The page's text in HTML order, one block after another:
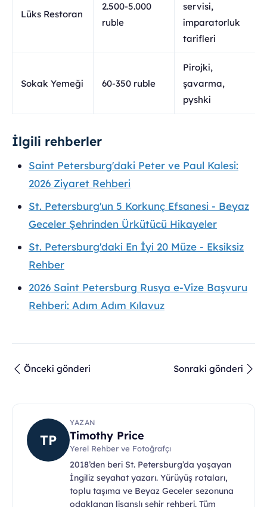
Lüks Restoran
2.500-5.000
ruble
servisi,
imparatorluk
tarifleri
Sokak Yemeği 60-350 ruble
Pirojki,
şavarma,
pyshki
İlgili rehberler
Saint Petersburg'daki Peter ve Paul Kalesi:
2026 Ziyaret Rehberi
St. Petersburg'un 5 Korkunç Efsanesi - Beyaz
Geceler Şehrinden Ürkütücü Hikayeler
St. Petersburg'daki En İyi 20 Müze - Eksiksiz
Rehber
2026 Saint Petersburg Rusya e-Vize Başvuru
Rehberi: Adım Adım Kılavuz
Önceki gönderi Sonraki gönderi
TP
YAZAN
Timothy Price
Yerel Rehber ve Fotoğrafçı
2018’den beri St. Petersburg’da yaşayan
İngiliz seyahat yazarı. Yürüyüş rotaları,
toplu taşıma ve Beyaz Geceler sezonuna
odaklanan lisanslı şehir rehberi. Tüm